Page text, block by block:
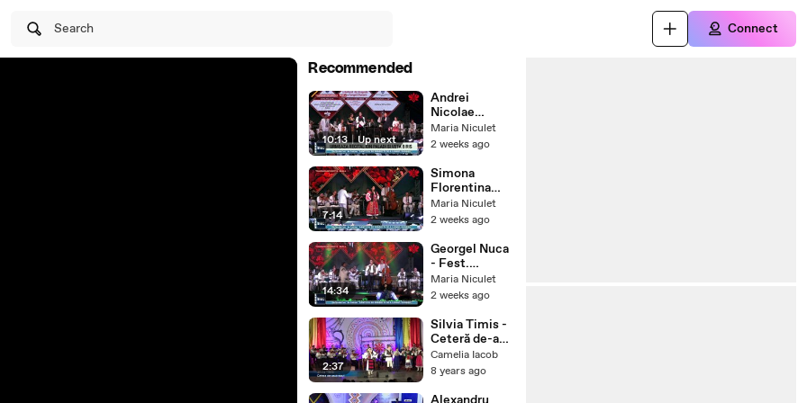
Search Connect
Recommended
10:13 | Up next
Andrei
Nicolae
Chelba -
Premiul I
„Cantecul de
dragoste de-a
lungul
Dunarii”-
ETNO TV-
23.07.2026
Maria Niculet
2 weeks ago
7:14
Simona
Florentina
Popescu -
Premiul al II-
„Cantecul de
dragoste de-a
lungul
Dunarii”-
ETNO TV-
23.07.2026
Maria Niculet
2 weeks ago
14:34
Georgel Nuca
- Fest.
„Cantecul de
dragoste de-a
Dunarii”-
Braila (ETNO
TV -
21.07.2026)
Maria Niculet
2 weeks ago
2:37
Silvia Timis -
Ceteră de-aș
fi știut
Camelia Iacob
8 years ago